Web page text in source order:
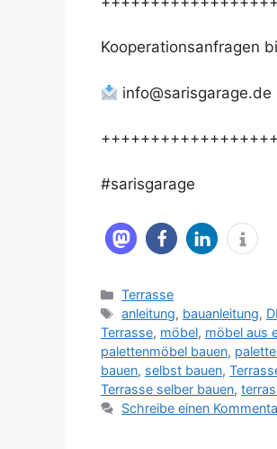
Kooperationsanfragen
info@sarisgarage.de
#sarisgarage
Kategorien
Terrasse
Schlagwörter
anleitung, bauanleitung,
Terrasse, möbel, möbel aus
palettenmöbel bauen,
bauen, selbst bauen,
Terrasse selber bauen,
Schreibe einen